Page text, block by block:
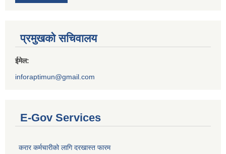
प्रमुखको सचिवालय
ईमेल:
inforaptimun@gmail.com
E-Gov Services
करार कर्मचारीको लागि दरखास्त फारम